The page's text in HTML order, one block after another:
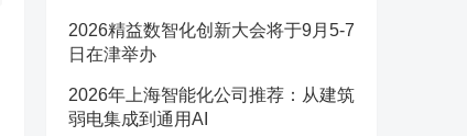
2026精益数智化创新大会将于9月5-7
日在津举办
2026年上海智能化公司推荐：从建筑
弱电集成到通用AI